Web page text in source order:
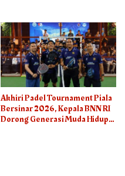
Akhiri Padel Tournament Piala
Bersinar 2026, Kepala BNN RI
Dorong Generasi Muda Hidup